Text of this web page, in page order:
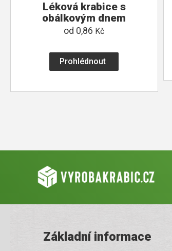
Léková krabice s
obálkovým dnem
od 0,86 Kč
Prohlédnout
Základní informace